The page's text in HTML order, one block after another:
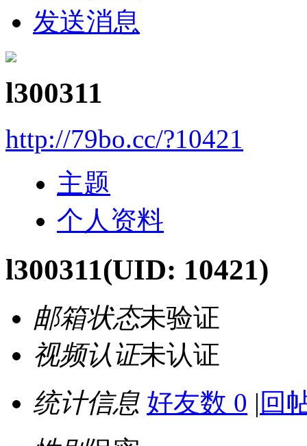
发送消息
l300311
http://79bo.cc/?10421
主题
个人资料
l300311(UID: 10421)
邮箱状态未验证
视频认证未认证
统计信息 好友数 0 | 回